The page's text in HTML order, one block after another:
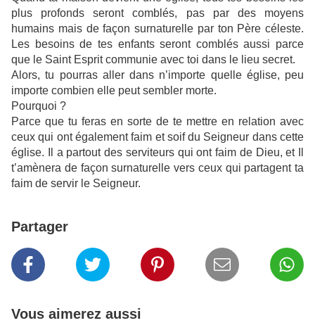
plus profonds seront comblés, pas par des moyens
humains mais de façon surnaturelle par ton Père céleste.
Les besoins de tes enfants seront comblés aussi parce
que le Saint Esprit communie avec toi dans le lieu secret.
Alors, tu pourras aller dans n’importe quelle église, peu
importe combien elle peut sembler morte.
Pourquoi ?
Parce que tu feras en sorte de te mettre en relation avec
ceux qui ont également faim et soif du Seigneur dans cette
église. Il a partout des serviteurs qui ont faim de Dieu, et Il
t’amènera de façon surnaturelle vers ceux qui partagent ta
faim de servir le Seigneur.
Partager
Vous aimerez aussi